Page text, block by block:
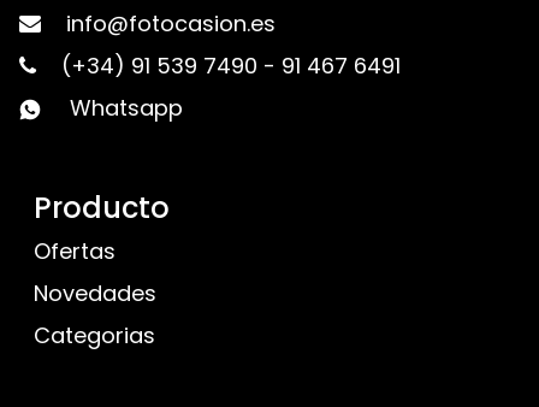
info@fotocasion.es
(+34) 91 539 7490 - 91 467 6491
Whatsapp
Producto
Ofertas
Novedades
Categorias